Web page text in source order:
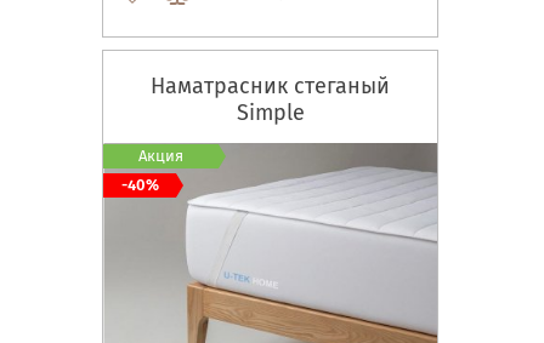
Наматрасник стеганый
Simple
Акция
-40%